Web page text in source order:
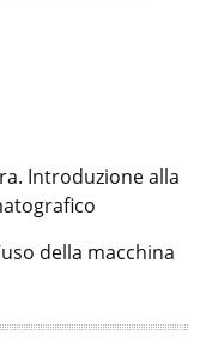
Introduzione alla
della macchina